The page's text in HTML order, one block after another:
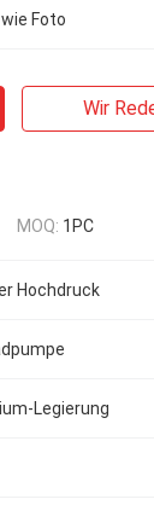
Foto
Wir
MOQ: 1PC
Hochdruck
Legierung